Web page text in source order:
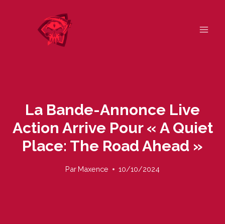
La Bande-Annonce Live
Action Arrive Pour « A Quiet
Place: The Road Ahead »
Par Maxence 10/10/2024